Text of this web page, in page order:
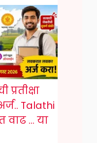
Talathi
वाढ … या